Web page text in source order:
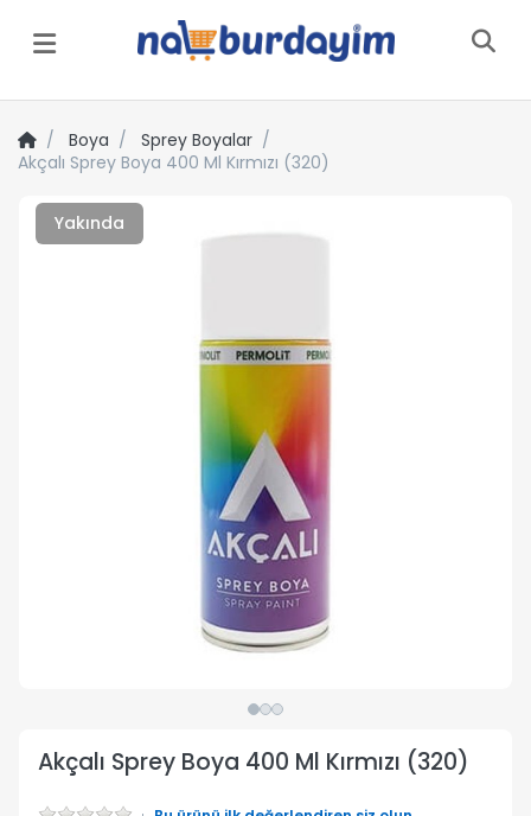
Menü
Boya
Sprey Boyalar
Akçalı Sprey Boya 400 Ml Kırmızı (320)
Yakında
Akçalı Sprey Boya 400 Ml Kırmızı (320)